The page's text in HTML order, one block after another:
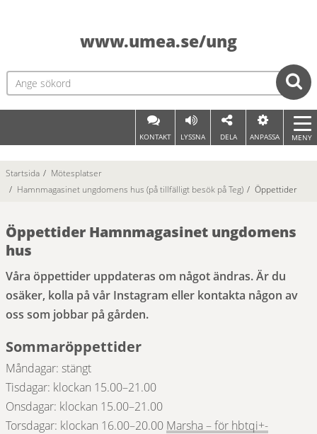
www.umea.se/ung
MENY
ANPASSA
DELA
LYSSNA
KONTAKT
Startsida / Mötesplatser
/ Hamnmagasinet ungdomens hus (på tillfälligt besök på Teg) / Öppettider
Öppettider Hamnmagasinet ungdomens
hus
Våra öppettider uppdateras om något ändras. Är du
osäker, kolla på vår Instagram eller kontakta någon av
oss som jobbar på gården.
Sommaröppettider
Måndagar: stängt
Tisdagar: klockan 15.00–21.00
Onsdagar: klockan 15.00–21.00
Torsdagar: klockan 16.00–20.00 Marsha – för hbtqi+-